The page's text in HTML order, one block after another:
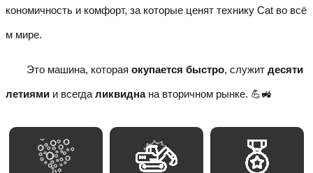
кономичность и комфорт, за которые ценят технику Cat во всё
м мире.
Это машина, которая окупается быстро, служит десяти
летиями и всегда ликвиднана вторичном рынке. 💪🚜